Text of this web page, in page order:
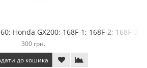
Honda GX200; 168F-1; 168F-2; 168F-2
300 грн.
до кошика